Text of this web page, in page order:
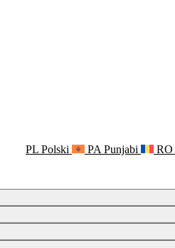
PL Polski PA Punjabi RO